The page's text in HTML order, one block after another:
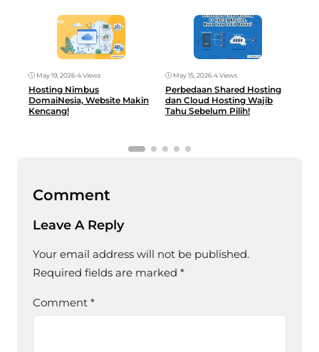
May 19, 2026•4 Views
Hosting Nimbus
DomaiNesia, Website Makin
Kencang!
May 15, 2026•4 Views
Perbedaan Shared Hosting
dan Cloud Hosting Wajib
Tahu Sebelum Pilih!
Comment
Leave A Reply
Your email address will not be published.
Required fields are marked *
Comment *